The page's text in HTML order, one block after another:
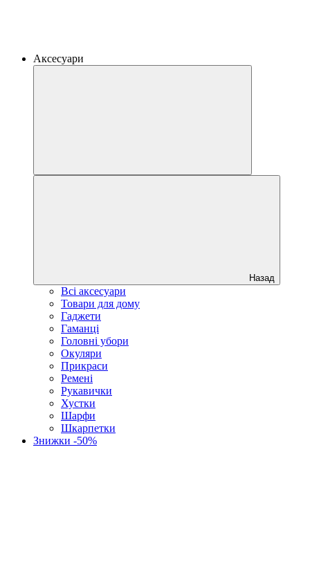
Аксесуари
Назад
Всі аксесуари
Товари для дому
Гаджети
Гаманці
Головні убори
Окуляри
Прикраси
Ремені
Рукавички
Хустки
Шарфи
Шкарпетки
Знижки -50%